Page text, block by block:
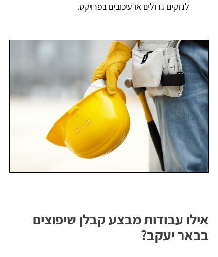
לנזקים גדולים או עיכובים בפרויקט.
אילו עבודות מבצע קבלן שיפוצים
בבאר יעקב?